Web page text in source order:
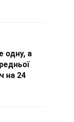
одну, а
на 24